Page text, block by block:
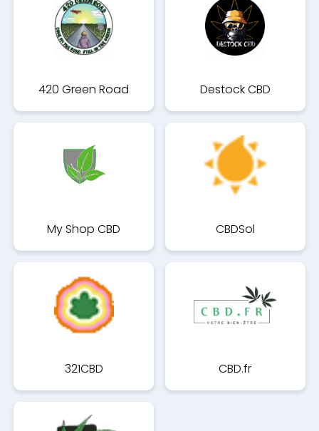
420 Green Road Destock CBD
My Shop CBD CBDSol
321CBD CBD.fr